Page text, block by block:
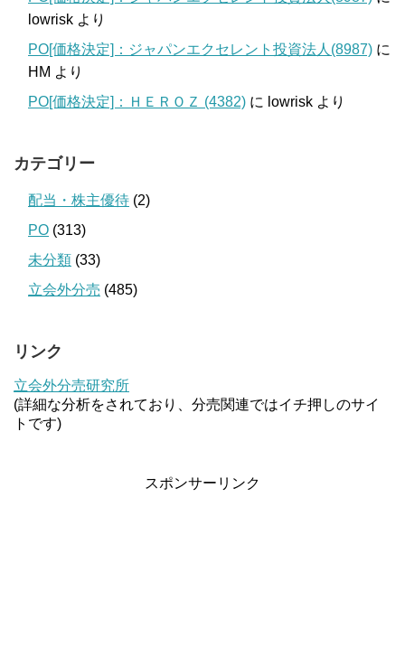
lowrisk より
PO[価格決定]：ジャパンエクセレント投資法人(8987) に
HM より
PO[価格決定]：ＨＥＲＯＺ (4382) に lowrisk より
カテゴリー
配当・株主優待 (2)
PO (313)
未分類 (33)
立会外分売 (485)
リンク
立会外分売研究所
(詳細な分析をされており、分売関連ではイチ押しのサイ
トです)
スポンサーリンク